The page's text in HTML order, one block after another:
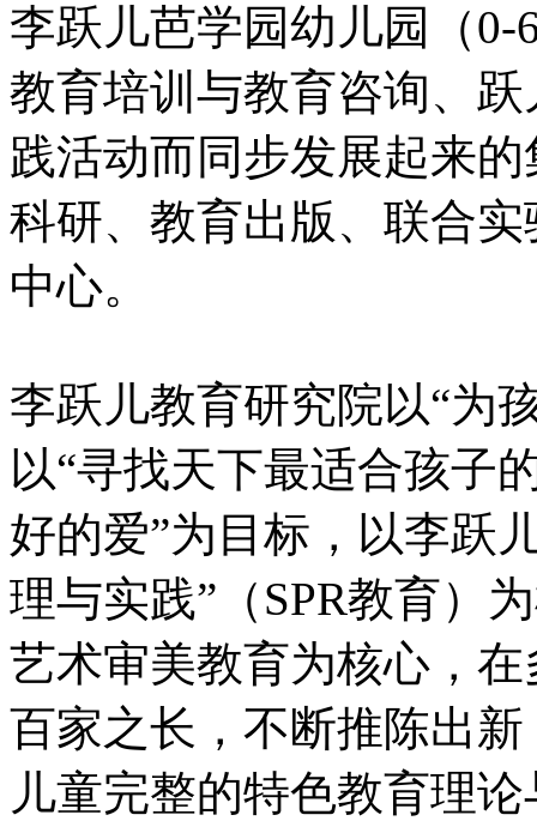
李跃儿芭学园幼儿园（0-
教育培训与教育咨询、
践活动而同步发展起来
科研、教育出版、联合
中心。
李跃儿教育研究院以“为
以“寻找天下最适合孩子
好的爱”为目标，以李跃
理与实践”（SPR教育）
艺术审美教育为核心，
百家之长，不断推陈出
儿童完整的特色教育理